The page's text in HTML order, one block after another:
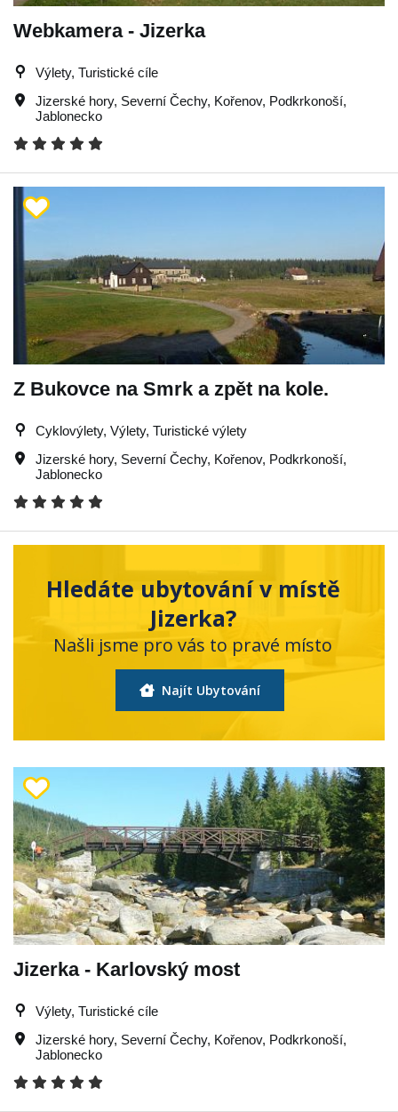
Webkamera - Jizerka
Výlety, Turistické cíle
Jizerské hory, Severní Čechy, Kořenov, Podkrkonoší,
Jablonecko
Z Bukovce na Smrk a zpět na kole.
Cyklovýlety, Výlety, Turistické výlety
Jizerské hory, Severní Čechy, Kořenov, Podkrkonoší,
Jablonecko
Hledáte ubytování v místě
Jizerka?
Našli jsme pro vás to pravé místo
Najít Ubytování
Jizerka - Karlovský most
Výlety, Turistické cíle
Jizerské hory, Severní Čechy, Kořenov, Podkrkonoší,
Jablonecko